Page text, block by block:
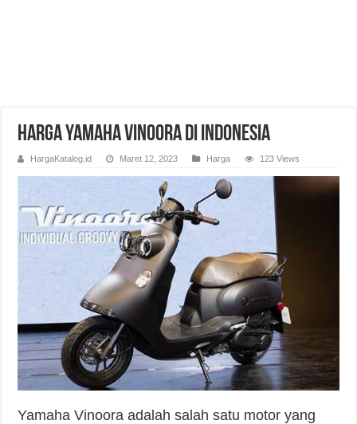
Harga Yamaha Vinoora di Indonesia
HargaKatalog.id Maret 12, 2023 Harga 123 Views
Yamaha Vinoora adalah salah satu motor yang